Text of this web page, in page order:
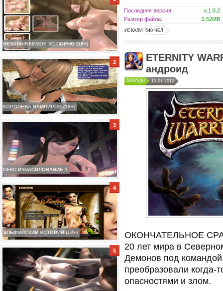
НЕЗАБЫВАЕМОЕ 3D ПОРНО (18+)
КОРОЛЕВА ВАМПИРОВ (18+)
СЕКС ИЗНАСИЛОВАНИЕ 1
ЭЛЬФИЙСКИИ ИСТОРИИ (18+)
Последняя версия:
v.1.0.2
Размер файла:
2.52MB
ИСКАЛИ: 540 ЧЕЛ
ETERNITY
андроид
АРКАДЫ 15-07-2012
ОКОНЧАТЕЛЬНОЕ
20 лет мира в
Демонов под
преобразовали
опасностями и злом.